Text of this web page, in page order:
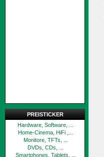
PREISTICKER
Hardware, Software, ...
Home-Cinema, HiFi ,...
Monitore, TFTs, ...
DVDs, CDs, ...
Smartphones, Tablets, ...